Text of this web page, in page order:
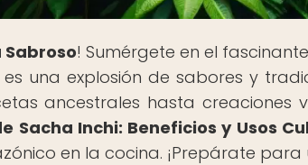
Sabroso! Sumérgete en el
una explosión de sabores y
ancestrales hasta creaciones
Sacha Inchi: Beneficios y Usos
en la cocina. ¡Prepárate para